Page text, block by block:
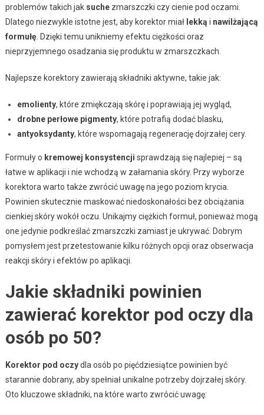
problemów takich jak suchezmarszczki czy cienie pod oczami.
Dlatego niezwykle istotne jest, aby korektor miał lekką i nawilżającą
formułę. Dzięki temu unikniemy efektu ciężkości oraz
nieprzyjemnego osadzania się produktu w zmarszczkach.
Najlepsze korektory zawierają składniki aktywne, takie jak:
emolienty, które zmiękczają skórę i poprawiają jej wygląd,
drobne perłowe pigmenty, które potrafią dodać blasku,
antyoksydanty, które wspomagają regenerację dojrzałej cery.
Formuły o kremowej konsystencji sprawdzają się najlepiej – są
łatwe w aplikacji i nie wchodzą w załamania skóry. Przy wyborze
korektora warto także zwrócić uwagę na jego poziom krycia.
Powinien skutecznie maskować niedoskonałości bez obciążania
cienkiej skóry wokół oczu. Unikajmy ciężkich formuł, ponieważ mogą
one jedynie podkreślać zmarszczki zamiast je ukrywać. Dobrym
pomysłem jest przetestowanie kilku różnych opcji oraz obserwacja
reakcji skóry i efektów po aplikacji.
Jakie składniki powinien
zawierać korektor pod oczy dla
osób po 50?
Korektor pod oczydla osób po pięćdziesiątce powinien być
starannie dobrany, aby spełniał unikalne potrzeby dojrzałej skóry.
Oto kluczowe składniki, na które warto zwrócić uwagę: